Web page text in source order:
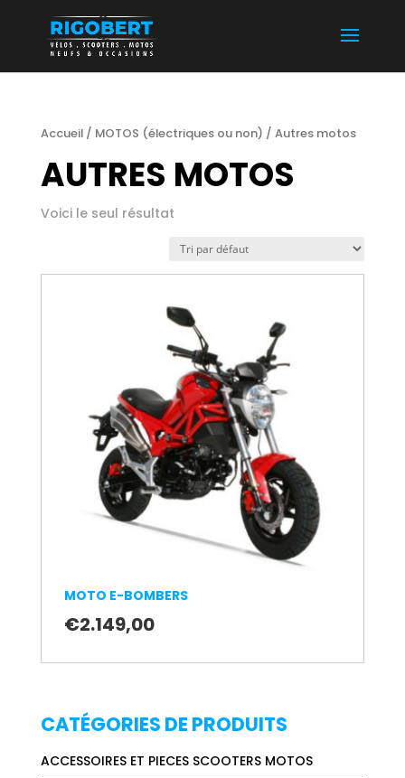
Accueil/ MOTOS (électriques ou non) / Autres motos
AUTRES MOTOS
Voici le seul résultat
MOTO E-BOMBERS
€2.149,00
CATÉGORIES DE PRODUITS
ACCESSOIRES ET PIECES SCOOTERS MOTOS